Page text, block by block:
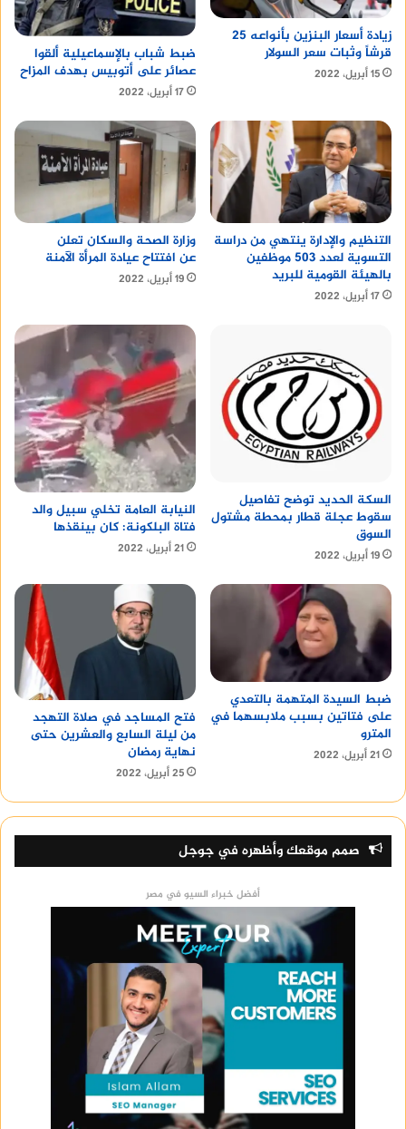
فلوماك ايطالي
زيادة أسعار البنزين بأنواعه 25
قرشاً وثبات سعر السولار
15 أبريل، 2022
ضبط شباب بالإسماعيلية ألقوا
عصائر على أتوبيس بهدف المزاح
17 أبريل، 2022
التنظيم والإدارة ينتهي من دراسة
التسوية لعدد 503 موظفين
بالهيئة القومية للبريد
17 أبريل، 2022
وزارة الصحة والسكان تعلن
عن افتتاح عيادة المرأة الآمنة
19 أبريل، 2022
السكة الحديد توضح تفاصيل
سقوط عجلة قطار بمحطة مشتول
السوق
19 أبريل، 2022
النيابة العامة تخلي سبيل والد
فتاة البلكونة: كان بينقذها
21 أبريل، 2022
ضبط السيدة المتهمة بالتعدي
على فتاتين بسبب ملابسهما في
المترو
21 أبريل، 2022
فتح المساجد في صلاة التهجد
من ليلة السابع والعشرين حتى
نهاية رمضان
25 أبريل، 2022
صمم موقعك وأظهره في جوجل
أفضل خبراء السيو في مصر